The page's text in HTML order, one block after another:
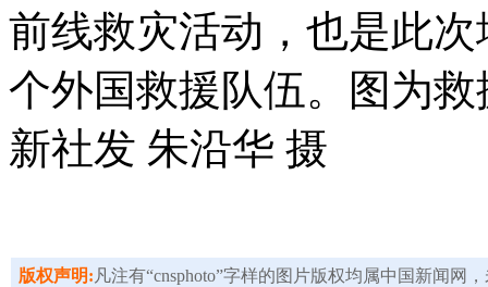
前线救灾活动，也是此
个外国救援队伍。图为
新社发 朱沿华 摄
版权声明: 凡注有“cnsphoto”字样的图片版权均属中国新闻网